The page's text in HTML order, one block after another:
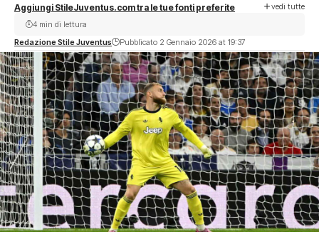
Aggiungi StileJuventus.com tra le tue fonti preferite vedi tutte
Redazione Stile Juventus Pubblicato 2 Gennaio 2026 at 19:37
4 min di lettura